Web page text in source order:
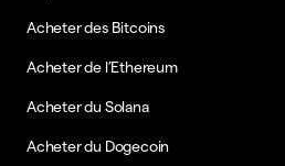
Acheter des Bitcoins
Acheter de l’Ethereum
Acheter du Solana
Acheter du Dogecoin